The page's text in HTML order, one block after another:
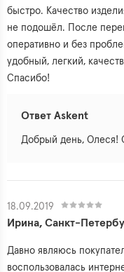
быстро. Качество
не подошёл. После
оперативно и без
удобный, легкий,
Спасибо!
Ответ Askent
Добрый день, Олеся!
18.09.2019
Ирина, Санкт-
Давно являюсь
воспользовалась